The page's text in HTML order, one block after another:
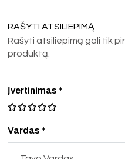
RAŠYTI ATSILIEPIMĄ
Rašyti atsiliepimą gali tik
produktą.
Vardas *
Įvertinimas*